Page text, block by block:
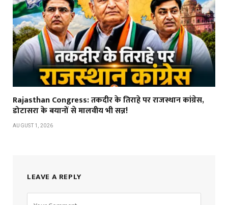
Rajasthan Congress: तकदीर के तिराहे पर राजस्थान कांग्रेस,
डोटासरा के बयानों से मालवीय भी सन्न!
AUGUST 1, 2026
LEAVE A REPLY